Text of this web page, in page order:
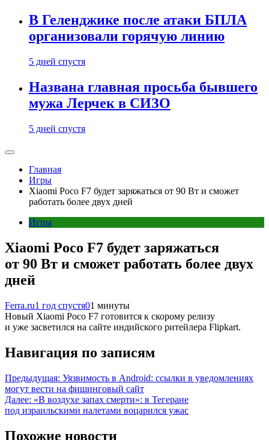
В Геленджике после атаки БПЛА
организовали горячую линию
5 дней спустя
Названа главная просьба бывшего
мужа Лерчек в СИЗО
5 дней спустя
Главная
Игры
Xiaomi Poco F7 будет заряжаться от 90 Вт и сможет
работать более двух дней
Игры
Xiaomi Poco F7 будет заряжаться
от 90 Вт и сможет работать более двух
дней
Ferra.ru1 год спустя01 минуты
Новый Xiaomi Poco F7 готовится к скорому релизу
и уже засветился на сайте индийского ритейлера Flipkart.
Навигация по записям
Предыдущая: Уязвимость в Android: ссылки в уведомлениях
могут вести на фишинговый сайт
Далее: «В воздухе запах смерти»: в Тегеране
под израильскими налетами воцарился ужас
Похожие новости